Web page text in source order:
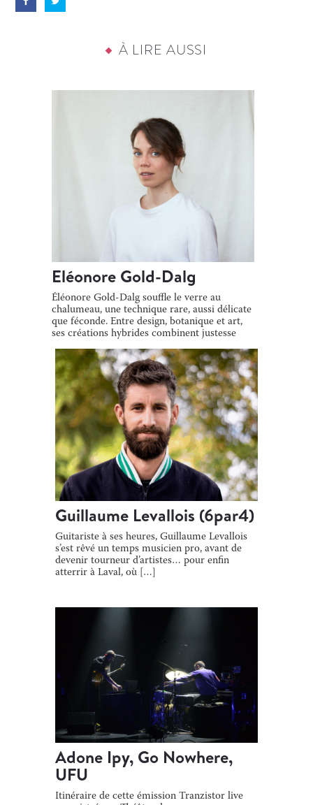
À LIRE AUSSI
Eléonore Gold-Dalg
Éléonore Gold-Dalg souffle le verre au
chalumeau, une technique rare, aussi délicate
que féconde. Entre design, botanique et art,
ses créations hybrides combinent justesse
Guillaume Levallois (6par4)
Guitariste à ses heures, Guillaume Levallois
s’est rêvé un temps musicien pro, avant de
devenir tourneur d’artistes… pour enfin
atterrir à Laval, où […]
Adone Ipy, Go Nowhere,
UFU
Itinéraire de cette émission Tranzistor live